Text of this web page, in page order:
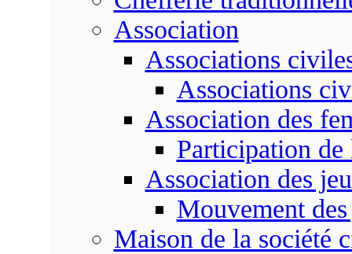
Association
Associations
Associations
Association des
Participation de
Association des
Mouvement
Maison de la société